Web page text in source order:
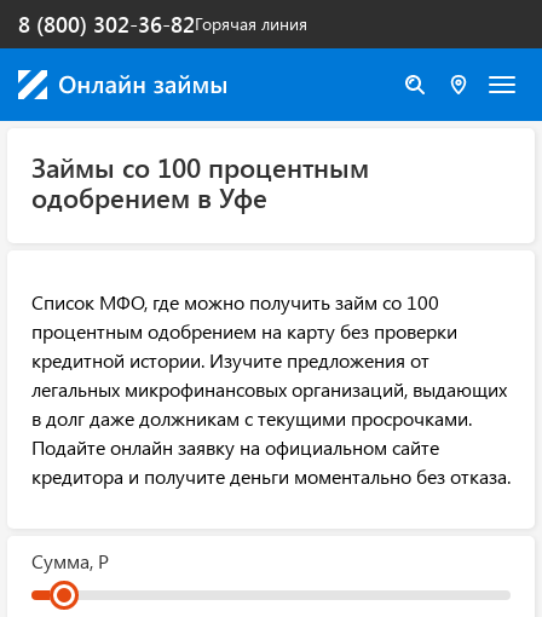
Горячая линия
8 (800) 302-36-82
Займы со 100 процентным
одобрением в Уфе
Список МФО, где можно получить займ со 100
процентным одобрением на карту без проверки
кредитной истории. Изучите предложения от
легальных микрофинансовых организаций, выдающих
в долг даже должникам с текущими просрочками.
Подайте онлайн заявку на официальном сайте
кредитора и получите деньги моментально без отказа.
Сумма, Р